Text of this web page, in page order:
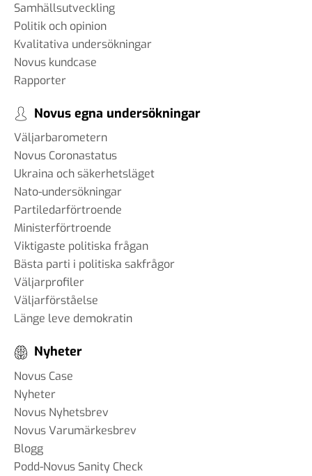
Samhällsutveckling
Politik och opinion
Kvalitativa undersökningar
Novus kundcase
Rapporter
Novus egna undersökningar
Väljarbarometern
Novus Coronastatus
Ukraina och säkerhetsläget
Nato-undersökningar
Partiledarförtroende
Ministerförtroende
Viktigaste politiska frågan
Bästa parti i politiska sakfrågor
Väljarprofiler
Väljarförståelse
Länge leve demokratin
Nyheter
Novus Case
Nyheter
Novus Nyhetsbrev
Novus Varumärkesbrev
Blogg
Podd-Novus Sanity Check